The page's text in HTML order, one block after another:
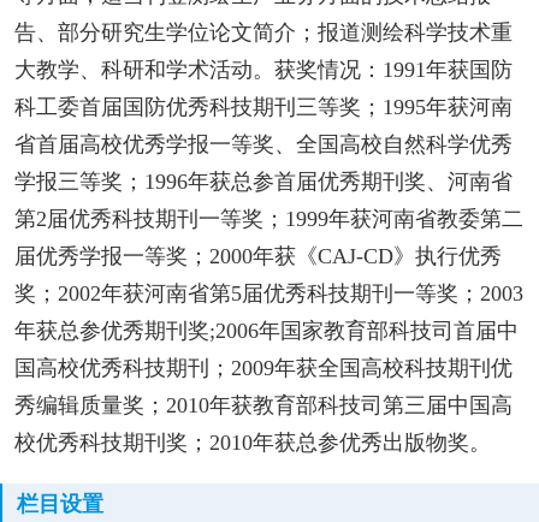
告、部分研究生学位论文简介；报道测绘科学技术重
大教学、科研和学术活动。获奖情况：1991年获国防
科工委首届国防优秀科技期刊三等奖；1995年获河南
省首届高校优秀学报一等奖、全国高校自然科学优秀
学报三等奖；1996年获总参首届优秀期刊奖、河南省
第2届优秀科技期刊一等奖；1999年获河南省教委第二
届优秀学报一等奖；2000年获《CAJ-CD》执行优秀
奖；2002年获河南省第5届优秀科技期刊一等奖；2003
年获总参优秀期刊奖;2006年国家教育部科技司首届中
国高校优秀科技期刊；2009年获全国高校科技期刊优
秀编辑质量奖；2010年获教育部科技司第三届中国高
校优秀科技期刊奖；2010年获总参优秀出版物奖。
栏目设置